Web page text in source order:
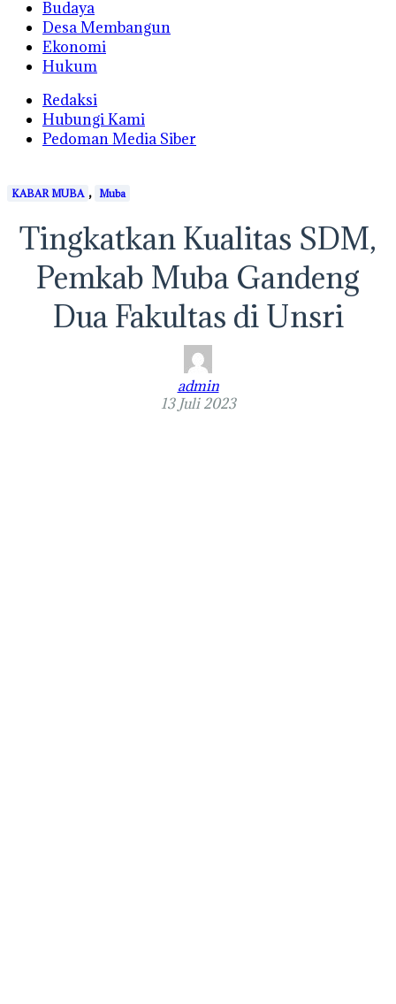
Budaya
Desa Membangun
Ekonomi
Hukum
Redaksi
Hubungi Kami
Pedoman Media Siber
KABAR MUBA , Muba
Tingkatkan Kualitas SDM,
Pemkab Muba Gandeng
Dua Fakultas di Unsri
admin
13 Juli 2023